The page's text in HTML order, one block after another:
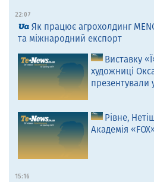
22:07
Як працює агрохолдинг
та міжнародний експорт
Виставку
художниці
презентували
Рівне,
Академія
15:16